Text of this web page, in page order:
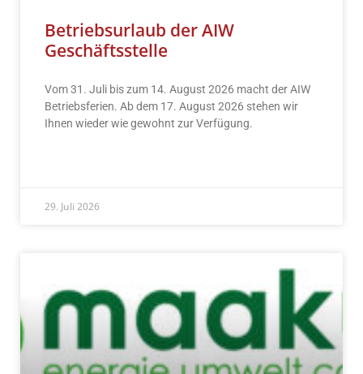
Betriebsurlaub der AIW
Geschäftsstelle
Vom 31. Juli bis zum 14. August 2026 macht der AIW
Betriebsferien. Ab dem 17. August 2026 stehen wir
Ihnen wieder wie gewohnt zur Verfügung.
29. Juli 2026